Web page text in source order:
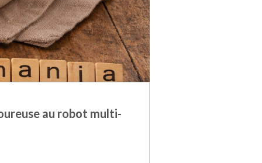
au robot multi-